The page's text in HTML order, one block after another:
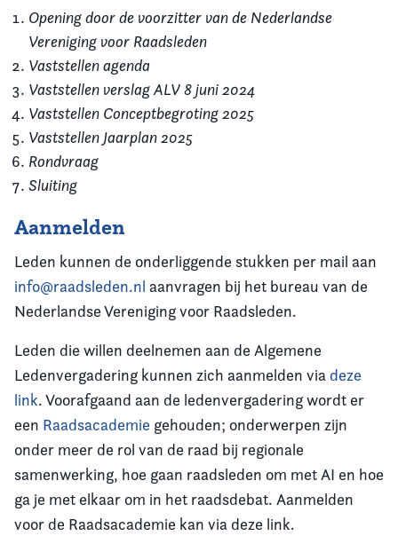
Opening door de voorzitter van de Nederlandse
Vereniging voor Raadsleden
Vaststellen agenda
Vaststellen verslag ALV 8 juni 2024
Vaststellen Conceptbegroting 2025
Vaststellen Jaarplan 2025
Rondvraag
Sluiting
Aanmelden
Leden kunnen de onderliggende stukken per mail aan
info@raadsleden.nl aanvragen bij het bureau van de
Nederlandse Vereniging voor Raadsleden.
Leden die willen deelnemen aan de Algemene
Ledenvergadering kunnen zich aanmelden via deze
link. Voorafgaand aan de ledenvergadering wordt er
een Raadsacademie gehouden; onderwerpen zijn
onder meer de rol van de raad bij regionale
samenwerking, hoe gaan raadsleden om met AI en hoe
ga je met elkaar om in het raadsdebat. Aanmelden
voor de Raadsacademie kan via deze link.